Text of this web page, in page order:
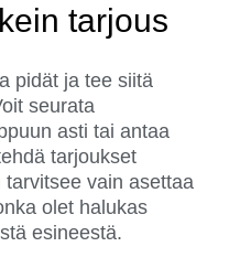
tarjous
pidät ja tee siitä
seurata
asti tai antaa
tarjoukset
vain asettaa
olet halukas
esineestä.